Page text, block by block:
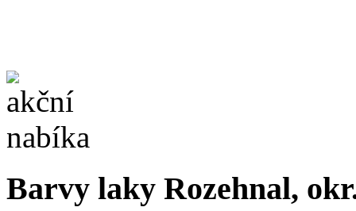
Barvy laky Rozehnal,